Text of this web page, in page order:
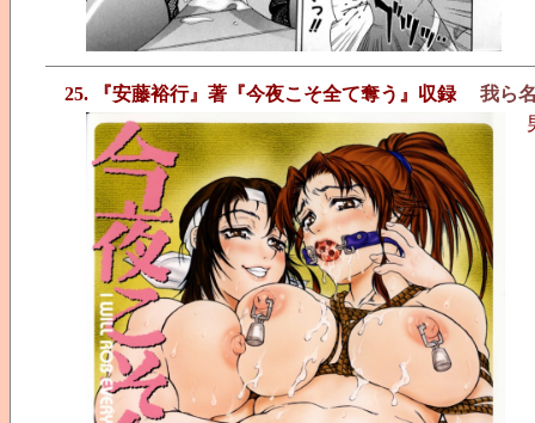
25. 『安藤裕行』著『今夜こそ全て奪う』収録
我ら